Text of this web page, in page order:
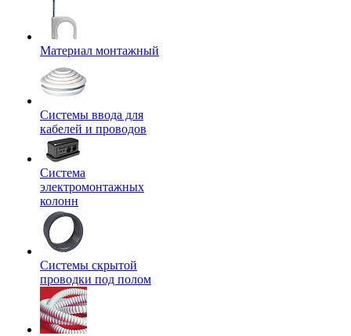
Материал монтажный
Системы ввода для
кабелей и проводов
Система
электромонтажных
колонн
Системы скрытой
проводки под полом